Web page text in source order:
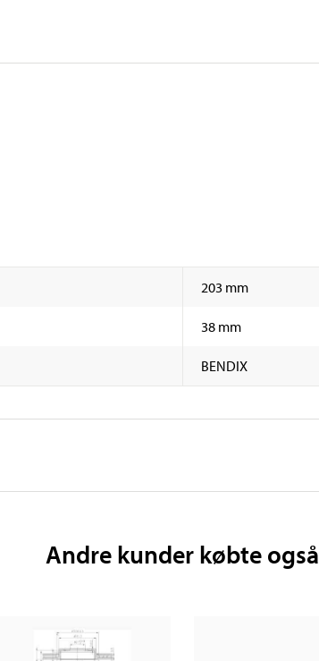
203 mm
38 mm
BENDIX
Andre kunder købte også